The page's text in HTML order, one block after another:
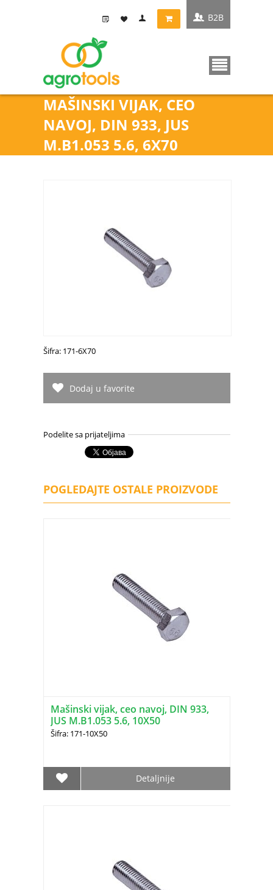
MAŠINSKI VIJAK, CEO
NAVOJ, DIN 933, JUS
M.B1.053 5.6, 6X70
B2B
Šifra: 171-6X70
Dodaj u favorite
Podelite sa prijateljima
POGLEDAJTE OSTALE PROIZVODE
Mašinski vijak, ceo navoj, DIN 933,
JUS M.B1.053 5.6, 10X50
Šifra: 171-10X50
Detaljnije